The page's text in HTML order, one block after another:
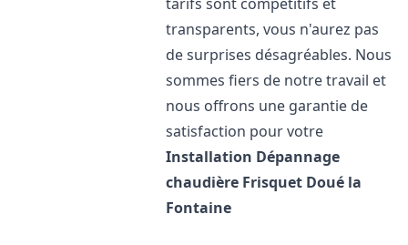
transparents, vous n'aurez pas
de surprises désagréables. Nous
sommes fiers de notre travail et
nous offrons une garantie de
satisfaction pour votre
Installation Dépannage
chaudière Frisquet Doué la
Fontaine